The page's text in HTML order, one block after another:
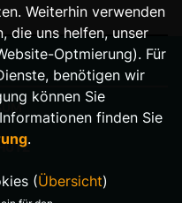
Weiterhin verwenden
die uns helfen, unser
Optmierung). Für
benötigen wir
können Sie
finden Sie
.
(Übersicht)